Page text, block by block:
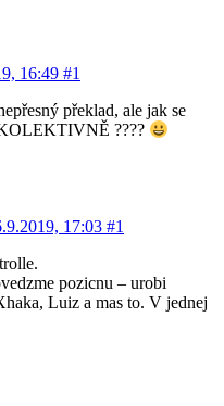
16:49 #1
překlad, ale jak se
????
17:03 #1
pozicnu – urobi
Luiz a mas to. V jednej